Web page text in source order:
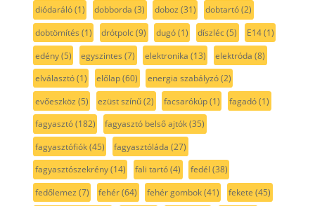
diódaráló(1) dobborda (3) doboz (31) dobtartó(2)
dobtömítés (1) drótpolc(9) dugó(1) díszléc(5) E14(1)
edény(5) egyszintes (7) elektronika (13) elektróda (8)
elválasztó(1) előlap(60) energia szabályzó(2)
evőeszköz (5) ezüst színű(2) facsarókúp(1) fagadó(1)
fagyasztó(182) fagyasztó belső ajtók(35)
fagyasztófiók(45) fagyasztóláda (27)
fagyasztószekrény(14) fali tartó(4) fedél (38)
fedőlemez (7) fehér(64) fehér gombok(41) fekete (45)